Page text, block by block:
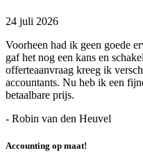
24 juli 2026
Voorheen had ik geen goede
gaf het nog een kans en
offerteaanvraag kreeg ik
accountants. Nu heb ik een
betaalbare prijs.
- Robin van den Heuvel
Accounting op maat!